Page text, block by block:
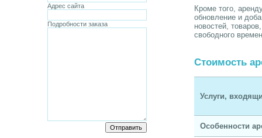
Адрес сайта
Подробности заказа
Кроме того,
обновление и
новостей,
свободного
Стоимость
Услуги,
Особенности